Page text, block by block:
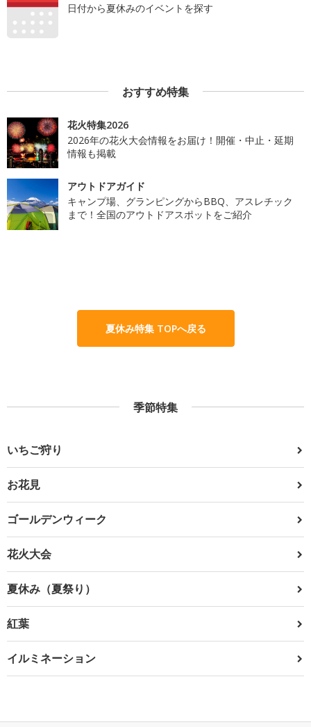
日付から夏休みのイベントを探す
おすすめ特集
花火特集2026
2026年の花火大会情報をお届け！開催・中止・延期
情報も掲載
アウトドアガイド
キャンプ場、グランピングからBBQ、アスレチック
まで！全国のアウトドアスポットをご紹介
夏休み特集 TOPへ戻る
季節特集
いちご狩り
お花見
ゴールデンウィーク
花火大会
夏休み（夏祭り）
紅葉
イルミネーション